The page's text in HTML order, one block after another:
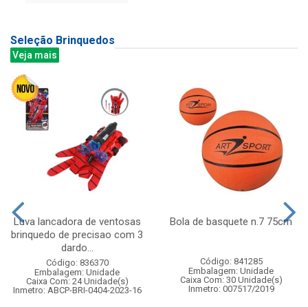
Seleção Brinquedos
Veja mais
Luva lancadora de ventosas
brinquedo de precisao com 3
dardo...
Código: 836370
Embalagem: Unidade
Caixa Com: 24 Unidade(s)
Inmetro: ABCP-BRI-0404-2023-16
Bola de basquete n.7 75cm
Código: 841285
Embalagem: Unidade
Caixa Com: 30 Unidade(s)
Inmetro: 007517/2019